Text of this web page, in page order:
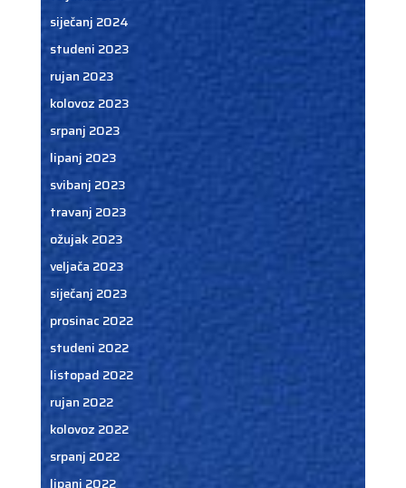
siječanj 2024
studeni 2023
rujan 2023
kolovoz 2023
srpanj 2023
lipanj 2023
svibanj 2023
travanj 2023
ožujak 2023
veljača 2023
siječanj 2023
prosinac 2022
studeni 2022
listopad 2022
rujan 2022
kolovoz 2022
srpanj 2022
lipanj 2022